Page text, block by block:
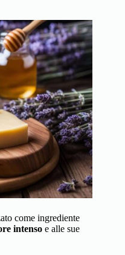
come ingrediente
intenso e alle sue